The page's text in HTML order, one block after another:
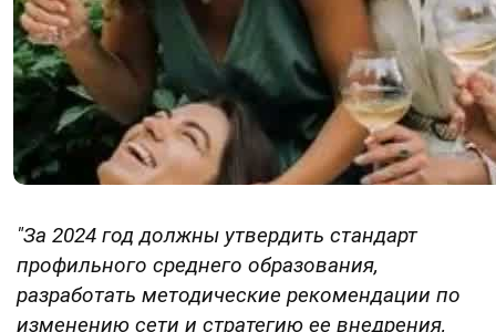
"За 2024 год должны утвердить стандарт
профильного среднего образования,
разработать методические рекомендации по
изменению сети и стратегию ее внедрения,